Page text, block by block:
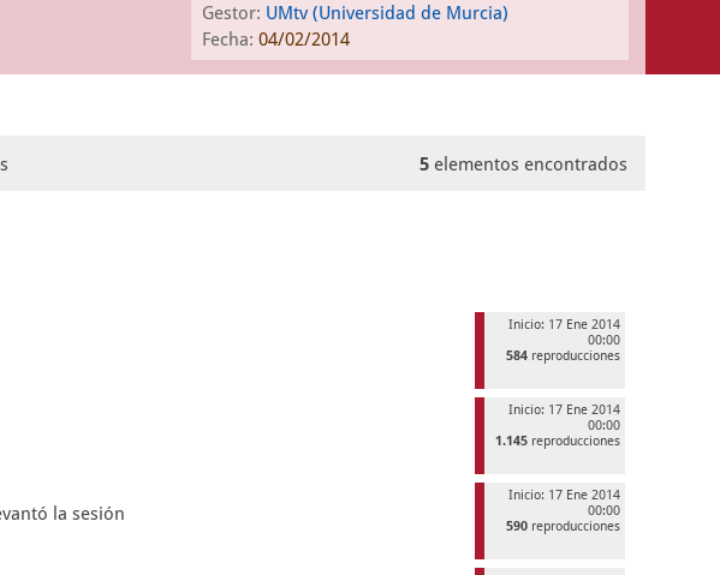
Gestor: UMtv (Universidad de Murcia)
Fecha: 04/02/2014
5 elementos encontrados
Inicio: 17 Ene 2014
00:00
584 reproducciones
Inicio: 17 Ene 2014
00:00
1.145 reproducciones
Inicio: 17 Ene 2014
00:00
590 reproducciones
la sesión